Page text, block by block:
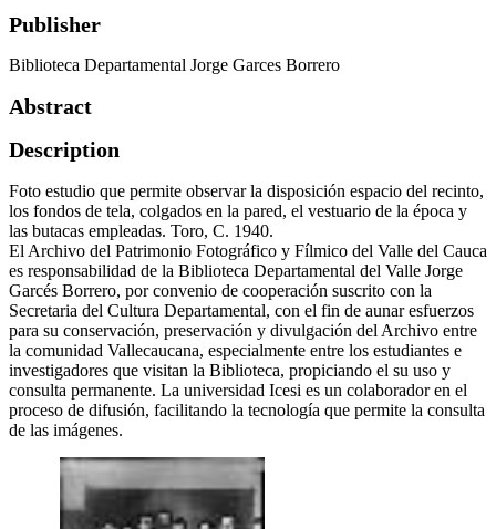
Publisher
Biblioteca Departamental Jorge Garces Borrero
Abstract
Description
Foto estudio que permite observar la disposición espacio del recinto,
los fondos de tela, colgados en la pared, el vestuario de la época y
las butacas empleadas. Toro, C. 1940.
El Archivo del Patrimonio Fotográfico y Fílmico del Valle del Cauca
es responsabilidad de la Biblioteca Departamental del Valle Jorge
Garcés Borrero, por convenio de cooperación suscrito con la
Secretaria del Cultura Departamental, con el fin de aunar esfuerzos
para su conservación, preservación y divulgación del Archivo entre
la comunidad Vallecaucana, especialmente entre los estudiantes e
investigadores que visitan la Biblioteca, propiciando el su uso y
consulta permanente. La universidad Icesi es un colaborador en el
proceso de difusión, facilitando la tecnología que permite la consulta
de las imágenes.